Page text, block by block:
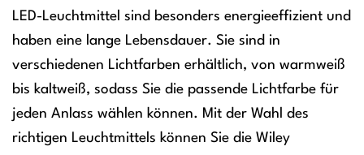
LED-Leuchtmittel sind besonders energieeffizient und
haben eine lange Lebensdauer. Sie sind in
verschiedenen Lichtfarben erhältlich, von warmweiß
bis kaltweiß, sodass Sie die passende Lichtfarbe für
jeden Anlass wählen können. Mit der Wahl des
richtigen Leuchtmittels können Sie die Wiley